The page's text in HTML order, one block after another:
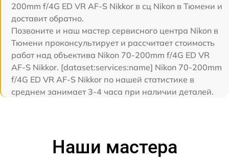
200mm f/4G ED VR AF-S Nikkor в сц Nikon в Тюмени и
доставит обратно.
Позвоните и наш мастер сервисного центра Nikon в
Тюмени проконсультирует и рассчитает стоимость
работ над объектива Nikon 70-200mm f/4G ED VR
AF-S Nikkor. [dataset:services:name] Nikon 70-200mm
f/4G ED VR AF-S Nikkor по нашей статистике в
среднем занимает 3-4 часа при наличии деталей.
Наши мастера